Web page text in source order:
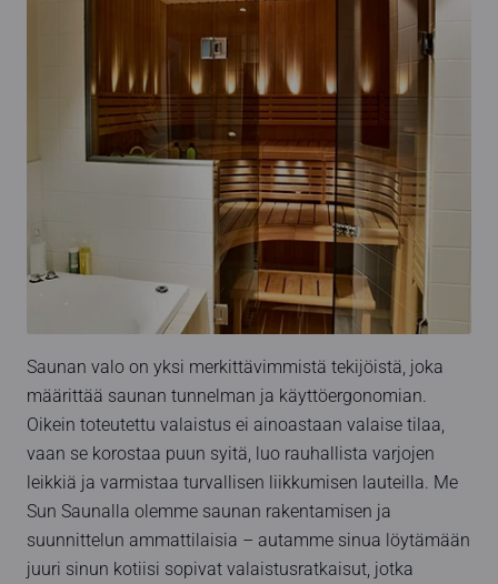
Saunan valo on yksi merkittävimmistä tekijöistä, joka
määrittää saunan tunnelman ja käyttöergonomian.
Oikein toteutettu valaistus ei ainoastaan valaise tilaa,
vaan se korostaa puun syitä, luo rauhallista varjojen
leikkiä ja varmistaa turvallisen liikkumisen lauteilla. Me
Sun Saunalla olemme saunan rakentamisen ja
suunnittelun ammattilaisia – autamme sinua löytämään
juuri sinun kotiisi sopivat valaistusratkaisut, jotka